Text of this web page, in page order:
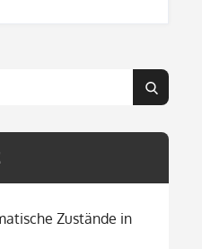
Search
Zustände in